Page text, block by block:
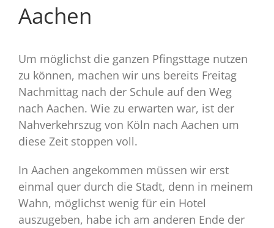
Aachen
Um möglichst die ganzen Pfingsttage nutzen
zu können, machen wir uns bereits Freitag
Nachmittag nach der Schule auf den Weg
nach Aachen. Wie zu erwarten war, ist der
Nahverkehrszug von Köln nach Aachen um
diese Zeit stoppen voll.
In Aachen angekommen müssen wir erst
einmal quer durch die Stadt, denn in meinem
Wahn, möglichst wenig für ein Hotel
auszugeben, habe ich am anderen Ende der